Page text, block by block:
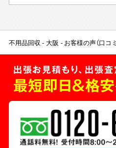
不用品回収 大阪 お客様の声（口コミ
出張お見積もり、出張
最短即日＆格安